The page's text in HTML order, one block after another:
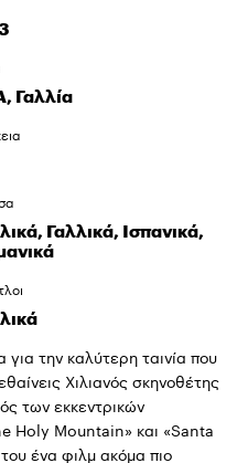
Γαλλία
Γαλλικά, Ισπανικά,
για την καλύτερη ταινία που
Χιλιανός σκηνοθέτης
των εκκεντρικών
Holy Mountain» και «Santa
ένα φιλμ ακόμα πιο